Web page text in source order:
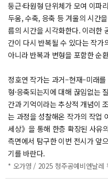
둥근·타원형 단위체가 모여 이파
두움, 수축, 응축 등 겨울의 시간
름의 시간을 시각화한다. 이러한
간이 다시 반복될 수 있다는 작
아니라 반복과 변형을 포함한 순
정호연 작가는 과거–현재–미래
형·응축되는지에 대해 끊임없는
간과 기억이라는 추상적 개념이
는 과정을 성찰해온 작가의 작업
세상》을 통해 한층 확장된 사유
측면에서 탐구한 이번 전시가 앞
기를 바란다.
* 오가영 / 2025 청주공예비엔날레